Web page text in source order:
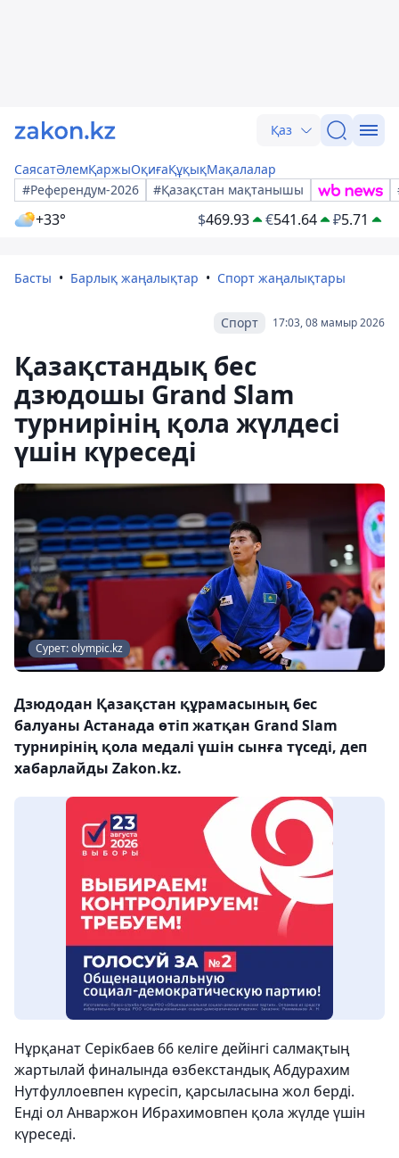
Қаз
СаясатӘлемҚаржыОқиғаҚұқықМақалалар
#Референдум-2026
#Қазақстан мақтанышы
+33° $469.93 €541.64 ₽5.71
Басты Барлық жаңалықтар Спорт жаңалықтары
17:03, 08 мамыр 2026
Спорт
Қазақстандық бес
дзюдошы Grand Slam
турнирінің қола жүлдесі
үшін күреседі
Сурет: olympic.kz
Дзюдодан Қазақстан құрамасының бес
балуаны Астанада өтіп жатқан Grand Slam
турнирінің қола медалі үшін сынға түседі, деп
хабарлайды Zakon.kz.
Нұрқанат Серікбаев 66 келіге дейінгі салмақтың
жартылай финалында өзбекстандық Абдурахим
Нутфуллоевпен күресіп, қарсыласына жол берді.
Енді ол Анваржон Ибрахимовпен қола жүлде үшін
күреседі.